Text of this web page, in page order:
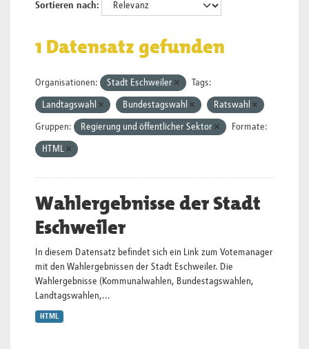
Sortieren nach
1 Datensatz gefunden
Organisationen: Stadt Eschweiler Tags:
Landtagswahl Bundestagswahl Ratswahl
Gruppen: Regierung und öffentlicher Sektor Formate:
HTML
Wahlergebnisse der Stadt
Eschweiler
In diesem Datensatz befindet sich ein Link zum Votemanager
mit den Wahlergebnissen der Stadt Eschweiler. Die
Wahlergebnisse (Kommunalwahlen, Bundestagswahlen,
Landtagswahlen,...
HTML